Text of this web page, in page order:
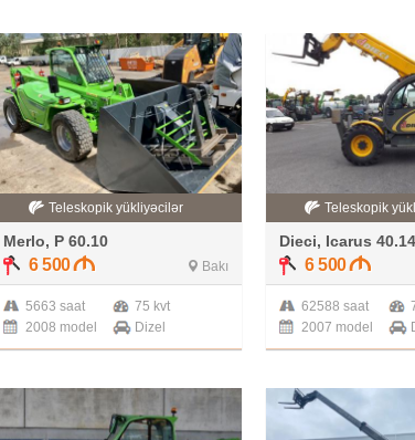
Teleskopik yükliyəcilər
Merlo, P 60.10
6 500 Bakı
5663 saat
75 kvt
2008 model
Dizel
Teleskopik
Dieci, Icarus 40.14
6 500
62588 saat
2007 model